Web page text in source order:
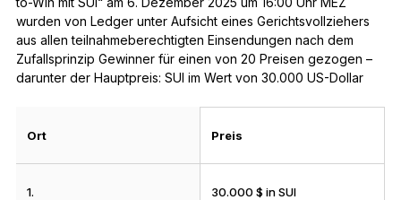
wurden von Ledger unter Aufsicht eines Gerichtsvollziehers
aus allen teilnahmeberechtigten Einsendungen nach dem
Zufallsprinzip Gewinner für einen von 20 Preisen gezogen –
darunter der Hauptpreis: SUI im Wert von 30.000 US-Dollar
Ort Preis
1. 30.000 $ in SUI